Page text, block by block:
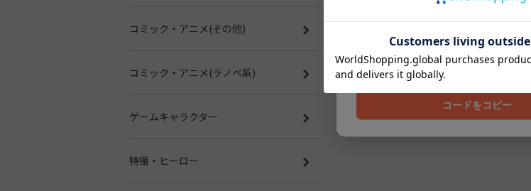
コミック・アニメ(その他)
コミック・アニメ(ラノベ系)
ゲームキャラクター
特撮・ヒーロー
です!! 8月1日～8月31日まで
202608
コードをコピー